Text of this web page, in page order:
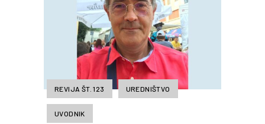
REVIJA ŠT. 123 UREDNIŠTVO
UVODNIK